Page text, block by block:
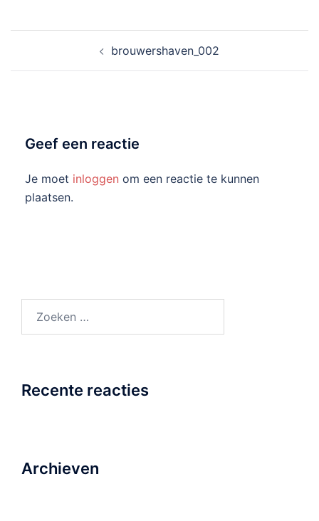
brouwershaven_002
Geef een reactie
Je moet inloggen om een reactie te kunnen
plaatsen.
Recente reacties
Archieven